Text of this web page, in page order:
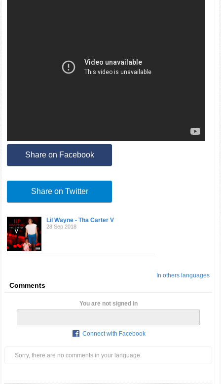
Share on Facebook
Share on Twitter
Lil Wayne - Tha Carter V
28 Sep 2018
In others languages
Comments
You are not signed in
Connect with Facebook
Sorry, there are no comments in your language.